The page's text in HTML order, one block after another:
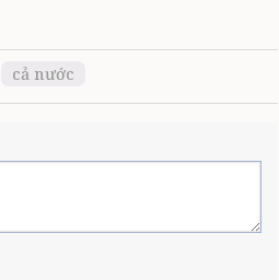
cả nước